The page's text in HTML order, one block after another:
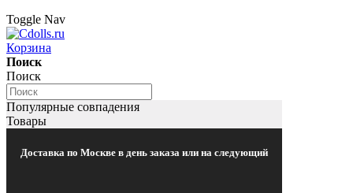
Toggle Nav
Корзина
Поиск
Поиск
Популярные совпадения
Товары
Доставка по Москве в день заказа или на следующий